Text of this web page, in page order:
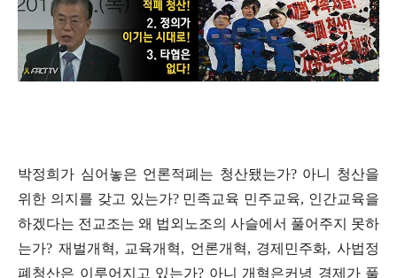
박정희가 심어놓은 언론적폐는 청산됐는가? 아니 청산을
위한 의지를 갖고 있는가? 민족교육 민주교육, 인간교육을
하겠다는 전교조는 왜 법외노조의 사슬에서 풀어주지 못하
는가? 재벌개혁, 교육개혁, 언론개혁, 경제민주화,사법정
폐청산은 이루어지고 있는가? 아니 개혁은커녕 경제가 풀